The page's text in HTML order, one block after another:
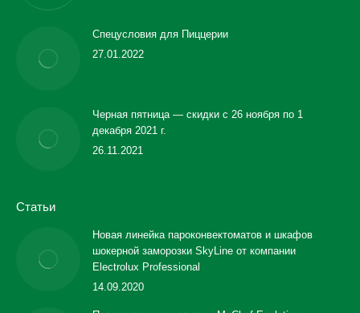
Спецусловия для Пиццерии
27.01.2022
Черная пятница — скидки с 26 ноября по 1
декабря 2021 г.
26.11.2021
Статьи
Новая линейка пароконвектоматов и шкафов
шокерной заморозки SkyLine от компании
Electrolux Professional
14.09.2020